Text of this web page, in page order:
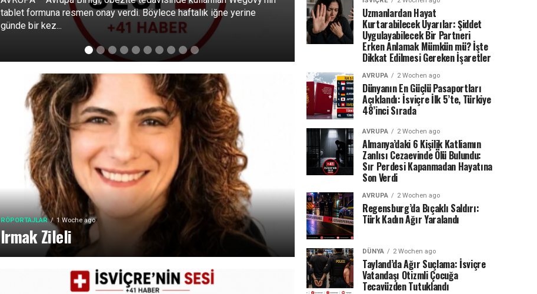
tablet formuna resmen onay verdi. Böylece haftalık iğne yerine
günde bir kez...
etkileyecek birçok yeni düzenleme yürürlüğe giriyor.
para cezasından geri...
RÖPORTAJLAR 1 Woche ago
Irmak Zileli
Uzmanlardan Hayat
Kurtarabilecek Uyarılar: Şiddet
Uygulayabilecek Bir Partneri
Erken Anlamak Mümkün mü? İşte
Dikkat Edilmesi Gereken İşaretler
AVRUPA 2 Wochen ago
Dünyanın En Güçlü Pasaportları
Açıklandı: İsviçre İlk 5’te, Türkiye
48’inci Sırada
AVRUPA 2 Wochen ago
Almanya’daki 6 Kişilik Katliamın
Zanlısı Cezaevinde Ölü Bulundu:
Sır Perdesi Kapanmadan Hayatına
Son Verdi
AVRUPA 2 Wochen ago
Regensburg’da Bıçaklı Saldırı:
Türk Kadın Ağır Yaralandı
DÜNYA 2 Wochen ago
Tayland’da Ağır Suçlama: İsviçre
Vatandaşı Otizmli Çocuğa
Tecavüzden Tutuklandı